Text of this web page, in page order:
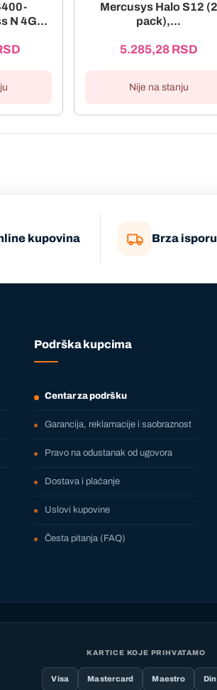
N 4G...
Mercusys Halo S12 (2
pack),...
5.285,28 RSD
Nije na stanju
kupovina Brza
Podrška kupcima
Centar za podršku
Garancija, reklamacije i saobraznost
Pravo na odustanak od ugovora
Dostava i plaćanje
Uslovi kupovine
Česta pitanja (FAQ)
KARTICE KOJE PRIHVATAMO
Visa Mastercard Maestro